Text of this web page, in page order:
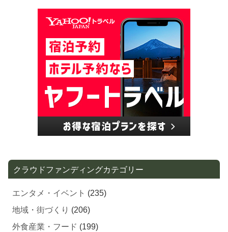
クラウドファンディングカテゴリー
エンタメ・イベント (235)
地域・街づくり (206)
外食産業・フード (199)